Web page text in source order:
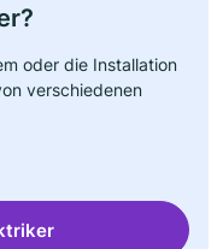
oder die Installation
verschiedenen